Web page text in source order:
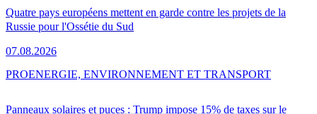
Quatre pays européens mettent en garde contre les projets de la
Russie pour l'Ossétie du Sud
07.08.2026
Panneaux solaires et puces : Trump impose 15% de taxes sur le
PROENERGIE, ENVIRONNEMENT ET TRANSPORT